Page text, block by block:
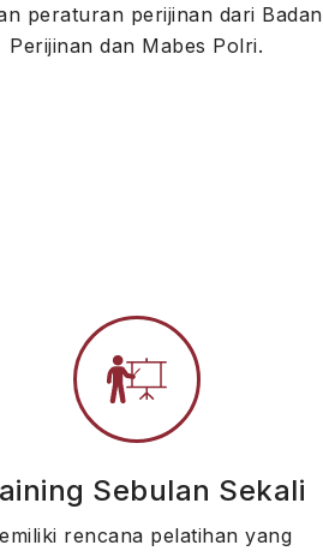
peraturan perijinan dari Badan
Perijinan dan Mabes Polri.
Sebulan Sekali
rencana pelatihan yang